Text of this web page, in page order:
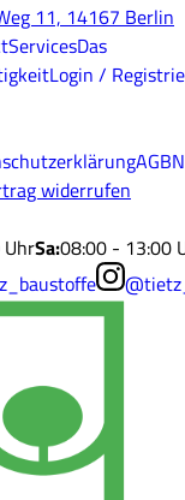
11, 14167 Berlin
ServicesDas
Login /
AGB
widerrufen
Sa:08:00 - 13:00